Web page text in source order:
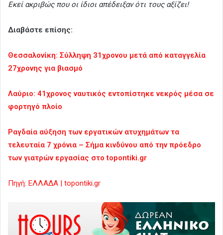
Εκεί ακριβώς που οι ίδιοι απέδειξαν ότι τους αξίζει!
Διαβάστε επίσης:
Θεσσαλονίκη: Σύλληψη 31χρονου μετά από καταγγελία
27χρονης για βιασμό
Λαύριο: 41χρονος ναυτικός εντοπίστηκε νεκρός μέσα σε
φορτηγό πλοίο
Ραγδαία αύξηση των εργατικών ατυχημάτων τα
τελευταία 7 χρόνια – Σήμα κινδύνου από την πρόεδρο
των γιατρών εργασίας στο topontiki.gr
Πηγή: ΕΛΛΑΔΑ | topontiki.gr